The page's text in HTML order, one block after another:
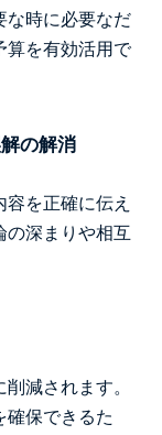
な時に必要なだ
算を有効活用で
の解消
を正確に伝え
の深まりや相互
減されます。
確保できるた